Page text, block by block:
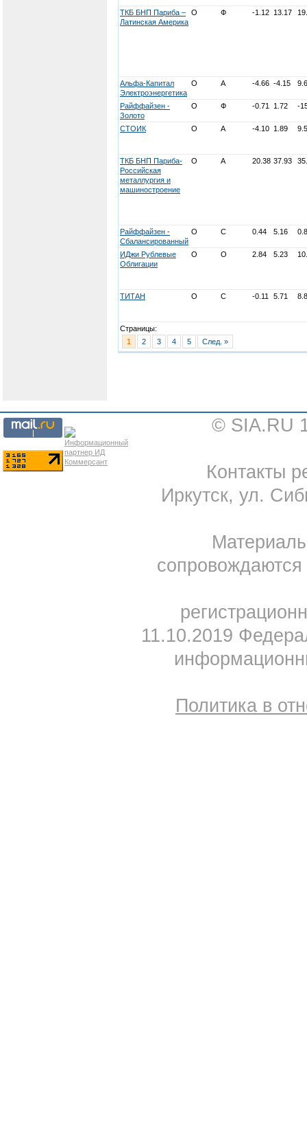
ТКБ БНП Париба –
Латинская Америка
О Ф -1.12 13.17
Альфа-Капитал
Электроэнергетика
О А -4.66 -4.15
Райффайзен -
Золото
О Ф -0.71 1.72 -
СТОИК О А -4.10 1.89
ТКБ БНП Париба-
Российская
металлургия и
машиностроение
О А 20.38 37.93
Райффайзен -
Сбалансированный
О С 0.44 5.16
ИДжи Рублевые
Облигации
О О 2.84 5.23
ТИТАН О С -0.11 5.71
Страницы:
1
2 3 4 5 След. »
© SIA.RU
Контакты
Иркутск, ул.
11.10.2019
Политика в